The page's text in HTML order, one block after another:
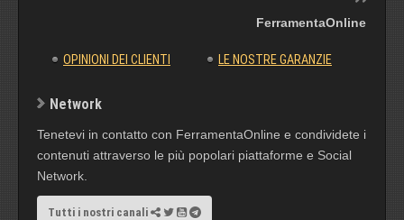
FerramentaOnline
OPINIONI DEI CLIENTI LE NOSTRE GARANZIE
Network
Tenetevi in contatto con FerramentaOnline e condividete i
contenuti attraverso le più popolari piattaforme e Social
Network.
Tutti i nostri canali